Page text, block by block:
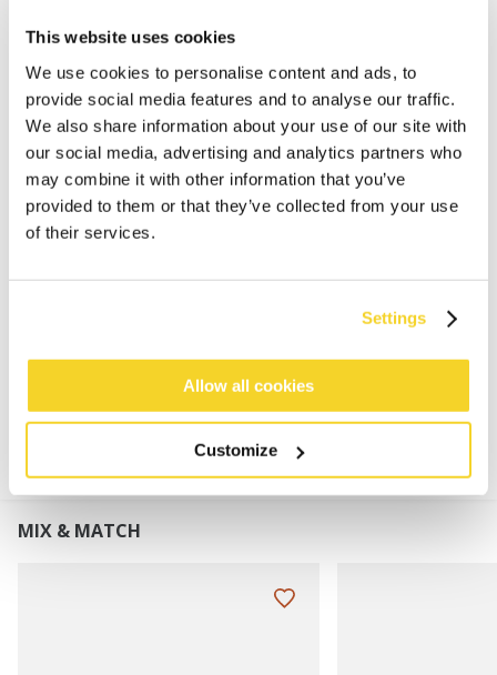
This website uses cookies
We use cookies to personalise content and ads, to
provide social media features and to analyse our traffic.
We also share information about your use of our site with
our social media, advertising and analytics partners who
may combine it with other information that you’ve
provided to them or that they’ve collected from your use
of their services.
Settings
Allow all cookies
Customize
BESCHRIJVING
Sportieve bikinitop
68% gerecycled polyamide/nylon
Uitneembare vulling
Beugel voor extra ondersteuning, alleen zichtbaar
aan de binnenkant
Bredere schouderbandjes geven extra
ondersteuning
MATERIAAL EN DETAILS
MIX & MATCH